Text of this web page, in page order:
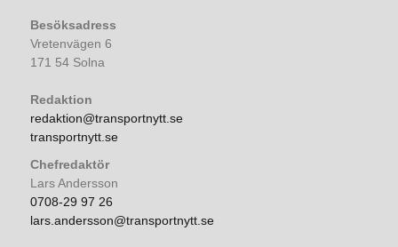
Besöksadress
Vretenvägen 6
171 54 Solna
Redaktion
redaktion@transportnytt.se
transportnytt.se
Chefredaktör
Lars Andersson
0708-29 97 26
lars.andersson@transportnytt.se